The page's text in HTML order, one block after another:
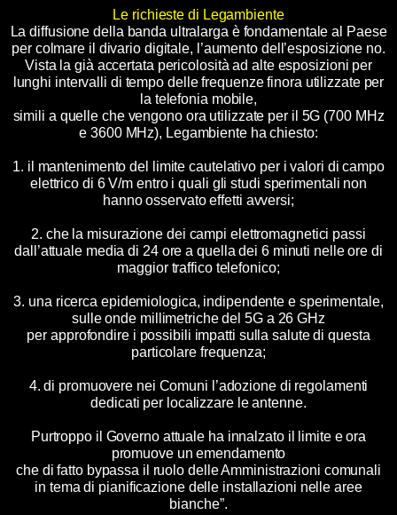
Le richieste di Legambiente
La diffusione della banda ultralarga è fondamentale al Paese
per colmare il divario digitale, l’aumento dell’esposizione no.
Vista la già accertata pericolosità ad alte esposizioni per
lunghi intervalli di tempo delle frequenze finora utilizzate per
la telefonia mobile,
simili a quelle che vengono ora utilizzate per il 5G (700 MHz
e 3600 MHz), Legambiente ha chiesto:
1. il mantenimento del limite cautelativo per i valori di campo
elettrico di 6 V/m entro i quali gli studi sperimentali non
hanno osservato effetti avversi;
2. che la misurazione dei campi elettromagnetici passi
dall’attuale media di 24 ore a quella dei 6 minuti nelle ore di
maggior traffico telefonico;
3. una ricerca epidemiologica, indipendente e sperimentale,
sulle onde millimetriche del 5G a 26 GHz
per approfondire i possibili impatti sulla salute di questa
particolare frequenza;
4. di promuovere nei Comuni l’adozione di regolamenti
dedicati per localizzare le antenne.
Purtroppo il Governo attuale ha innalzato il limite e ora
promuove un emendamento
che di fatto bypassa il ruolo delle Amministrazioni comunali
in tema di pianificazione delle installazioni nelle aree
bianche”.